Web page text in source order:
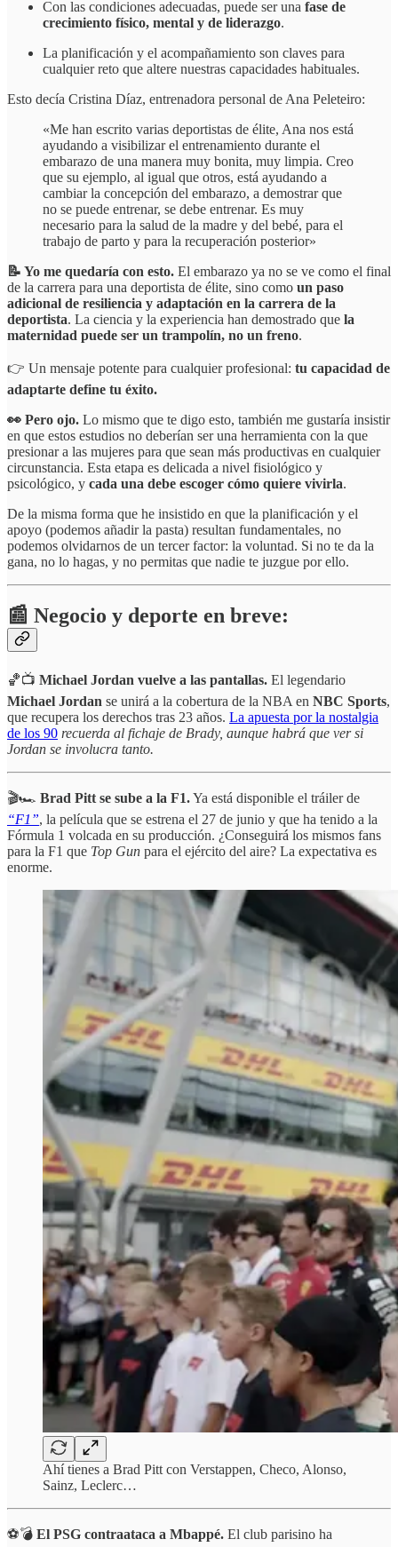
Con las condiciones adecuadas, puede ser una fase de
crecimiento físico, mental y de liderazgo.
La planificación y el acompañamiento son claves para
cualquier reto que altere nuestras capacidades habituales.
Esto decía Cristina Díaz, entrenadora personal de Ana Peleteiro:
«Me han escrito varias deportistas de élite, Ana nos está
ayudando a visibilizar el entrenamiento durante el
embarazo de una manera muy bonita, muy limpia. Creo
que su ejemplo, al igual que otros, está ayudando a
cambiar la concepción del embarazo, a demostrar que
no se puede entrenar, se debe entrenar. Es muy
necesario para la salud de la madre y del bebé, para el
trabajo de parto y para la recuperación posterior»
📝 Yo me quedaría con esto. El embarazo ya no se ve como el final
de la carrera para una deportista de élite, sino como un paso
adicional de resiliencia y adaptación en la carrera de la
deportista. La ciencia y la experiencia han demostrado que la
maternidad puede ser un trampolín, no un freno.
👉 Un mensaje potente para cualquier profesional: tu capacidad de
adaptarte define tu éxito.
👀 Pero ojo. Lo mismo que te digo esto, también me gustaría insistir
en que estos estudios no deberían ser una herramienta con la que
presionar a las mujeres para que sean más productivas en cualquier
circunstancia. Esta etapa es delicada a nivel fisiológico y
psicológico, y cada una debe escoger cómo quiere vivirla.
De la misma forma que he insistido en que la planificación y el
apoyo (podemos añadir la pasta) resultan fundamentales, no
podemos olvidarnos de un tercer factor: la voluntad. Si no te da la
gana, no lo hagas, y no permitas que nadie te juzgue por ello.
📰 Negocio y deporte en breve:
🏀📺 Michael Jordan vuelve a las pantallas. El legendario
Michael Jordan se unirá a la cobertura de la NBA en NBC Sports,
que recupera los derechos tras 23 años. La apuesta por la nostalgia
de los 90 recuerda al fichaje de Brady, aunque habrá que ver si
Jordan se involucra tanto.
🎬🏎️ Brad Pitt se sube a la F1.Ya está disponible el tráiler de
“F1”, la película que se estrena el 27 de junio y que ha tenido a la
Fórmula 1 volcada en su producción. ¿Conseguirá los mismos fans
para la F1 que Top Gun para el ejército del aire? La expectativa es
enorme.
Ahí tienes a Brad Pitt con Verstappen, Checo, Alonso,
Sainz, Leclerc…
⚽💣 El PSG contraataca a Mbappé. El club parisino ha